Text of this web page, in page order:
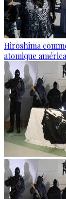
Hiroshima
atomique